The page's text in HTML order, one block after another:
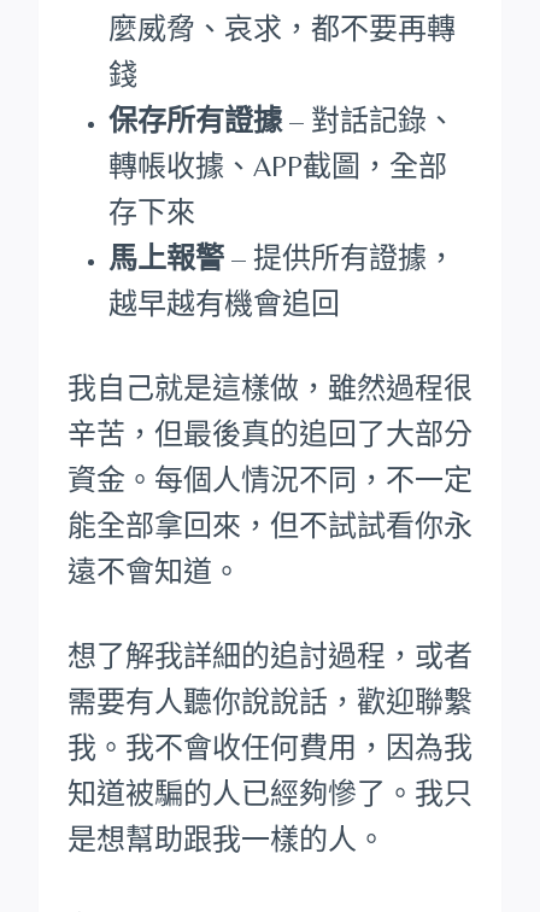
麼威脅、哀求，都不要再轉
錢
保存所有證據 – 對話記錄、
轉帳收據、APP截圖，全部
存下來
馬上報警 – 提供所有證據，
越早越有機會追回
我自己就是這樣做，雖然過程很
辛苦，但最後真的追回了大部分
資金。每個人情況不同，不一定
能全部拿回來，但不試試看你永
遠不會知道。
想了解我詳細的追討過程，或者
需要有人聽你說說話，歡迎聯繫
我。我不會收任何費用，因為我
知道被騙的人已經夠慘了。我只
是想幫助跟我一樣的人。